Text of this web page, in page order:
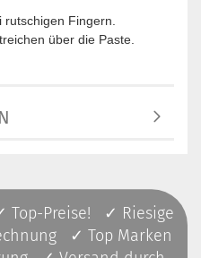
Fingern.
über die Paste.
Top-Preise! ✓ Riesige
✓ Top Marken